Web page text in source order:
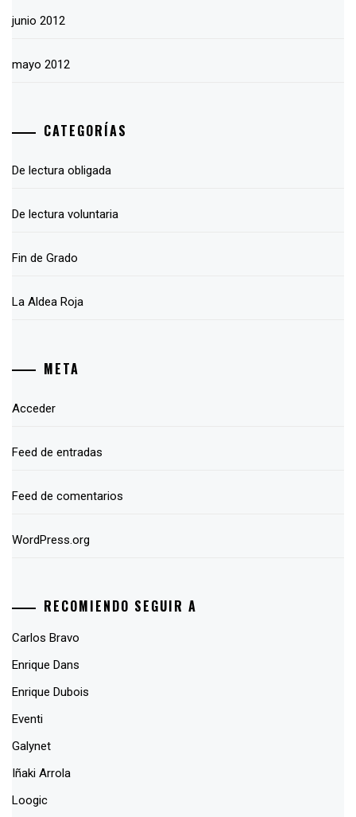
junio 2012
mayo 2012
CATEGORÍAS
De lectura obligada
De lectura voluntaria
Fin de Grado
La Aldea Roja
META
Acceder
Feed de entradas
Feed de comentarios
WordPress.org
RECOMIENDO SEGUIR A
Carlos Bravo
Enrique Dans
Enrique Dubois
Eventi
Galynet
Iñaki Arrola
Loogic